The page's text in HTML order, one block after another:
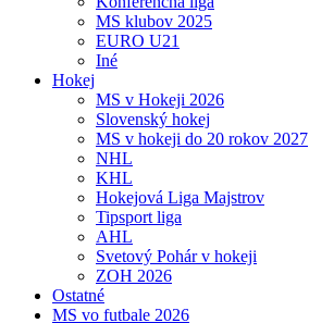
MS klubov 2025
EURO U21
Iné
Hokej
MS v Hokeji 2026
Slovenský hokej
MS v hokeji do 20 rokov 2027
NHL
KHL
Hokejová Liga Majstrov
Tipsport liga
AHL
Svetový Pohár v hokeji
ZOH 2026
Ostatné
MS vo futbale 2026